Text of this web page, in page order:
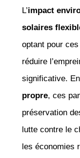
L’impact
solaires
optant pour
réduire
significative.
propre, ces
préservation
lutte contre le
les économies